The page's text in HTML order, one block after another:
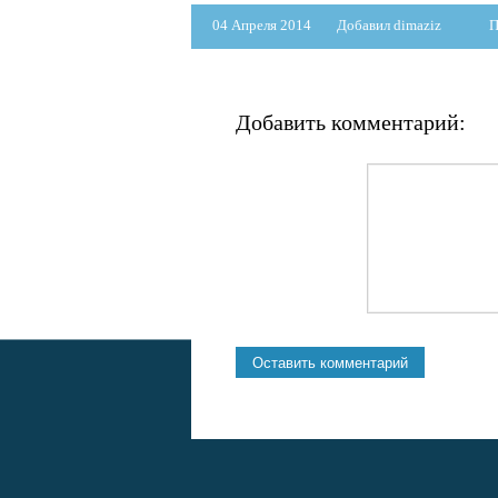
04 Апреля 2014 Добавил dimaziz
Добавить комментарий: